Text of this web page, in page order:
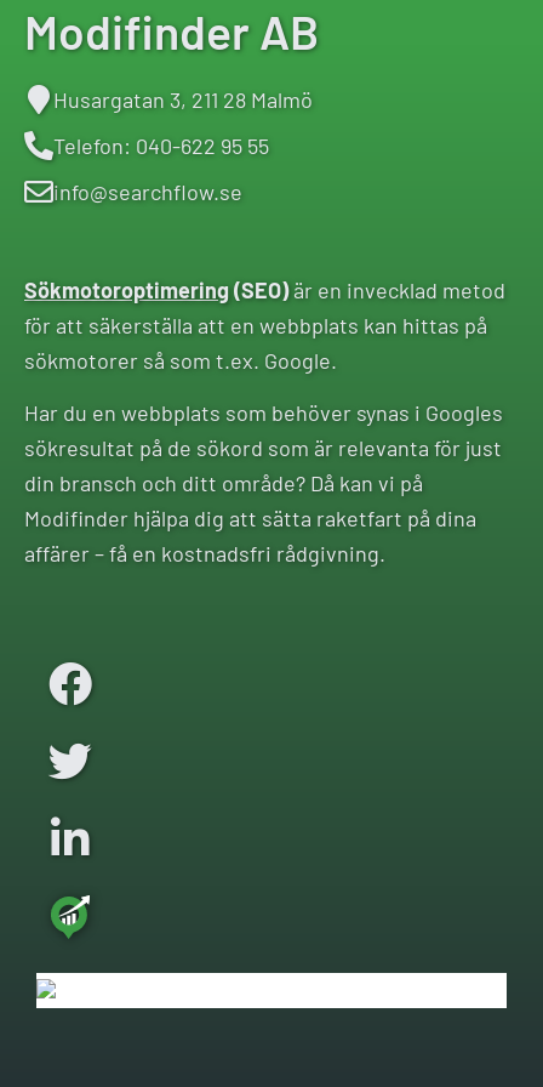
Modifinder AB
Husargatan 3, 211 28 Malmö
Telefon: 040-622 95 55
info@searchflow.se
Sökmotoroptimering(SEO)är en invecklad metod
för att säkerställa att en webbplats kan hittas på
sökmotorer så som t.ex. Google.
Har du en webbplats som behöver synas i Googles
sökresultat på de sökord som är relevanta för just
din bransch och ditt område? Då kan vi på
Modifinder hjälpa dig att sätta raketfart på dina
affärer – få en kostnadsfri rådgivning.